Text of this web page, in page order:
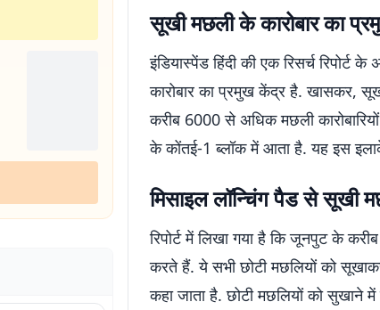
सूखी मछली के कारोबार का
इंडियास्पेंड हिंदी की एक रिसर्च रिपोर्ट के
कारोबार का प्रमुख केंद्र है. खासकर,
करीब 6000 से अधिक मछली
के कोंतई-1 ब्लॉक में आता है. यह इस
मिसाइल लॉन्चिंग पैड से सूखी
रिपोर्ट में लिखा गया है कि जूनपुट के
करते हैं. ये सभी छोटी मछलियों को
कहा जाता है. छोटी मछलियों को